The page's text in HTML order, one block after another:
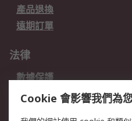
產品退換
遠期訂單
法律
數據保護
網站條款
Cookie 會影響我們為